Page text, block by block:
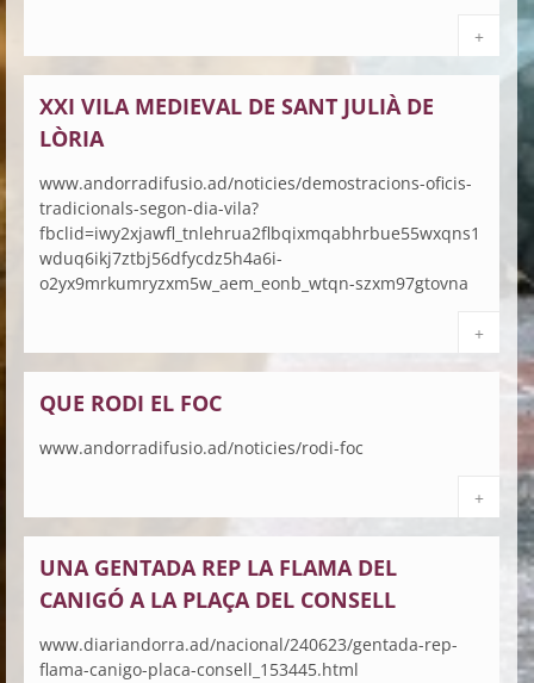
+
XXI VILA MEDIEVAL DE SANT JULIÀ DE
LÒRIA
www.andorradifusio.ad/noticies/demostracions-oficis-
tradicionals-segon-dia-vila?
fbclid=iwy2xjawfl_tnlehrua2flbqixmqabhrbue55wxqns1
wduq6ikj7ztbj56dfycdz5h4a6i-
o2yx9mrkumryzxm5w_aem_eonb_wtqn-szxm97gtovna
+
QUE RODI EL FOC
www.andorradifusio.ad/noticies/rodi-foc
+
UNA GENTADA REP LA FLAMA DEL
CANIGÓ A LA PLAÇA DEL CONSELL
www.diariandorra.ad/nacional/240623/gentada-rep-
flama-canigo-placa-consell_153445.html